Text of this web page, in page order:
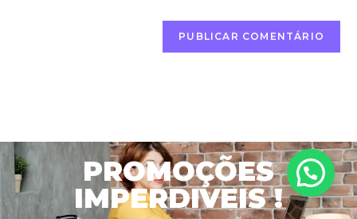
PROMOÇÕES
IMPERDIVEIS !